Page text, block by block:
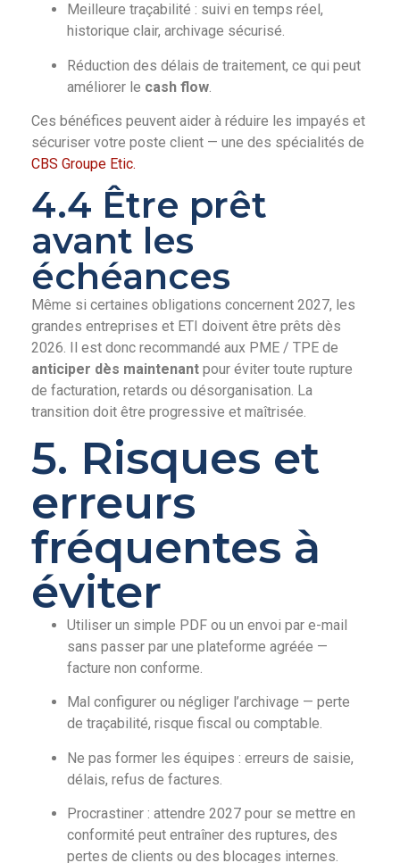
Meilleure traçabilité : suivi en temps réel,
historique clair, archivage sécurisé.
Réduction des délais de traitement, ce qui peut
améliorer le cash flow
Ces bénéfices peuvent aider à réduire les impayés et
sécuriser votre poste client — une des spécialités de
CBS Groupe Etic.
4.4 Être prêt
avant les
échéances
Même si certaines obligations concernent 2027, les
grandes entreprises et ETI doivent être prêts dès
2026. Il est donc recommandé aux PME / TPE de
anticiper dès maintenant pour éviter toute rupture
de facturation, retards ou désorganisation. La
transition doit être progressive et maîtrisée.
5. Risques et
erreurs
fréquentes à
éviter
Utiliser un simple PDF ou un envoi par e-mail
sans passer par une plateforme agréée —
facture non conforme.
Mal configurer ou négliger l’archivage — perte
de traçabilité, risque fiscal ou comptable.
Ne pas former les équipes : erreurs de saisie,
délais, refus de factures.
Procrastiner : attendre 2027 pour se mettre en
conformité peut entraîner des ruptures, des
pertes de clients ou des blocages internes.